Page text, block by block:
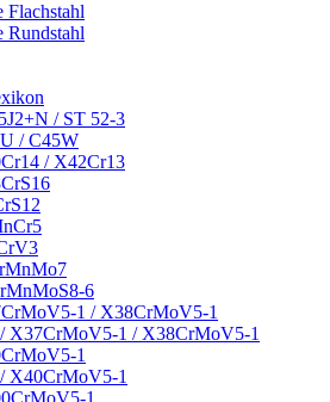
Flachstahl
Rundstahl
/ ST 52-3
/ C45W
/ X42Cr13
6
1 / X38CrMoV5-1
X37CrMoV5-1 / X38CrMoV5-1
1
X40CrMoV5-1
1